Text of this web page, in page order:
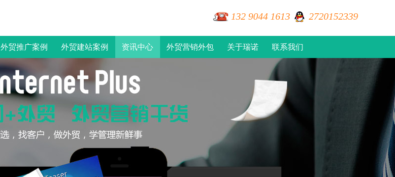
2720152339
132 9044 1613
外贸推广案例 外贸建站案例 资讯中心 外贸营销外包 关于瑞诺 联系我们